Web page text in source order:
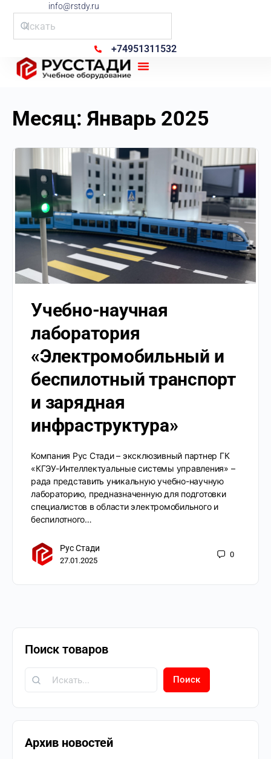
info@rstdy.ru
+74951311532
Месяц:Январь 2025
Учебно-научная
лаборатория
«Электромобильный и
беспилотный транспорт
и зарядная
инфраструктура»
Компания Рус Стади – эксклюзивный партнер ГК
«КГЭУ-Интеллектуальные системы управления» –
рада представить уникальную учебно-научную
лабораторию, предназначенную для подготовки
специалистов в области электромобильного и
беспилотного…
Рус Стади
27.01.2025
0
Поиск товаров
Поиск
Архив новостей